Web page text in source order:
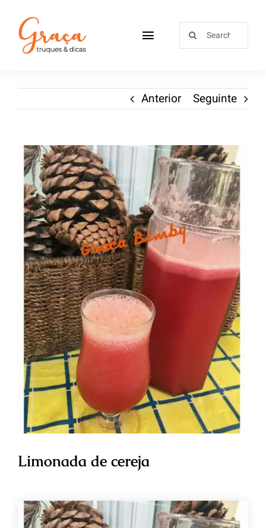
Receitas
Sobre
Loja
Blog
Contactos
Anterior Seguinte
Limonada de cereja